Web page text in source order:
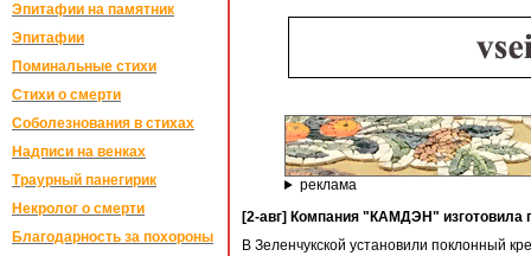
Эпитафии на памятник
Эпитафии
Поминальные стихи
Стихи о смерти
Соболезнования в стихах
Надписи на венках
Траурный панегирик
Некролог о смерти
Благодарность за похороны
реклама
[2-авг] Компания "КАМДЭН" изготовила
В Зеленчукской установили поклонный